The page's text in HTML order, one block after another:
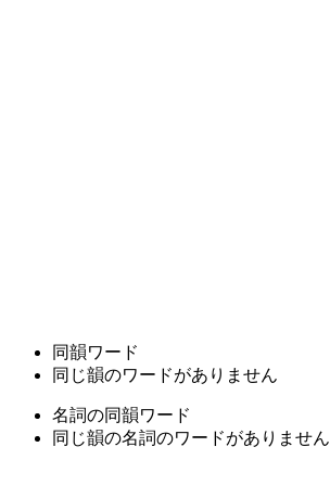
同韻ワード
同じ韻のワードがありません
名詞の同韻ワード
同じ韻の名詞のワードがありません